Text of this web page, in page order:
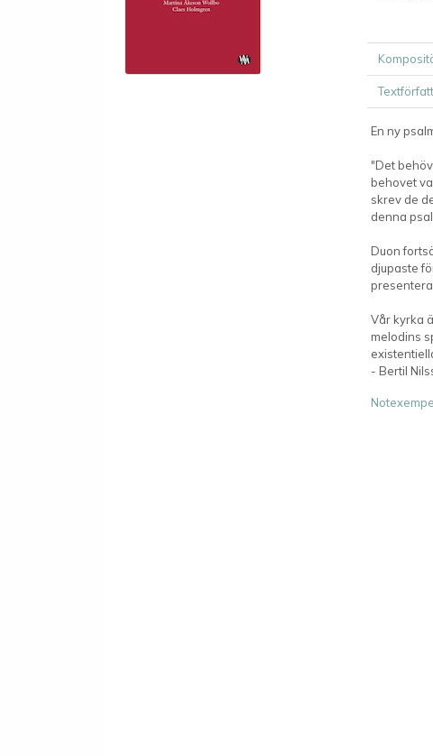
En ny
"Det
behovet
skrev de
denna
Duon
djupaste
Vår kyrka
melodins
- Bertil